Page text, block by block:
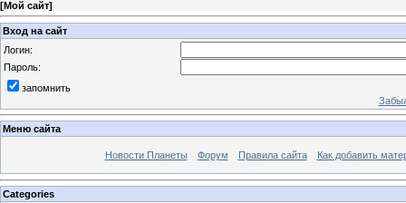
[Мой сайт]
Вход на сайт
Логин:
Пароль:
запомнить
Меню сайта
Новости Планеты Форум Правила сайта Как добавить
Categories